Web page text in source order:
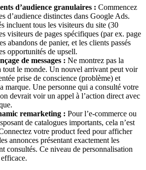
d’audience granulaires : Commencez
d’audience distinctes dans Google Ads.
incluent tous les visiteurs du site (30
visiteurs de pages spécifiques (par ex. page
abandons de panier, et les clients passés
opportunités de upsell.
de messages : Ne montrez pas la
tout le monde. Un nouvel arrivant peut voir
prise de conscience (problème) et
marque. Une personne qui a consulté votre
devrait voir un appel à l’action direct avec
remarketing : Pour l’e-commerce ou
de catalogues importants, cela n’est
votre product feed pour afficher
annonces présentant exactement les
consultés. Ce niveau de personnalisation